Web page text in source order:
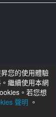
您的使用體驗
繼續使用本網
。若您想
聲明 。